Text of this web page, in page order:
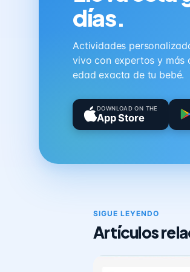
días.
Actividades
vivo con expertos y
edad exacta de tu bebé.
DOWNLOAD ON THE
App Store
SIGUE LEYENDO
Artículos